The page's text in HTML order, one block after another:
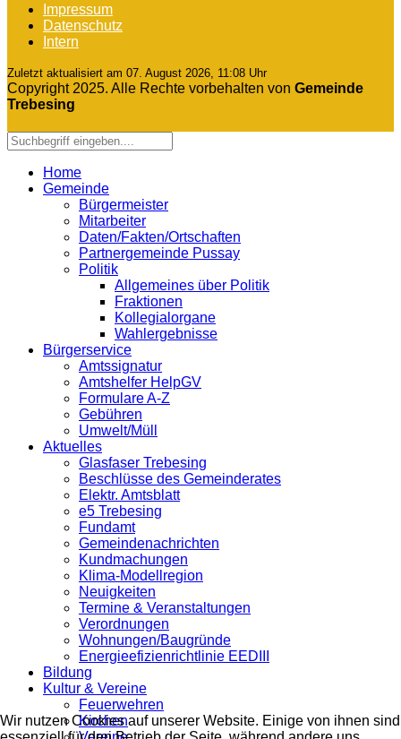
Impressum
Datenschutz
Intern
Zuletzt aktualisiert am 07. August 2026, 11:08 Uhr
Copyright 2025. Alle Rechte vorbehalten von Gemeinde
Trebesing
Home
Gemeinde
Bürgermeister
Mitarbeiter
Daten/Fakten/Ortschaften
Partnergemeinde Pussay
Politik
Allgemeines über Politik
Fraktionen
Kollegialorgane
Wahlergebnisse
Bürgerservice
Amtssignatur
Amtshelfer HelpGV
Formulare A-Z
Gebühren
Umwelt/Müll
Aktuelles
Glasfaser Trebesing
Beschlüsse des Gemeinderates
Elektr. Amtsblatt
e5 Trebesing
Fundamt
Gemeindenachrichten
Kundmachungen
Klima-Modellregion
Neuigkeiten
Termine & Veranstaltungen
Verordnungen
Wohnungen/Baugründe
Energieefizienrichtlinie EEDIII
Bildung
Kultur & Vereine
Feuerwehren
Kirchen
Wir nutzen Cookies auf unserer Website. Einige von ihnen sind